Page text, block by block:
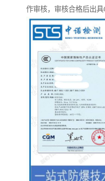
作审核，审核合格后出具